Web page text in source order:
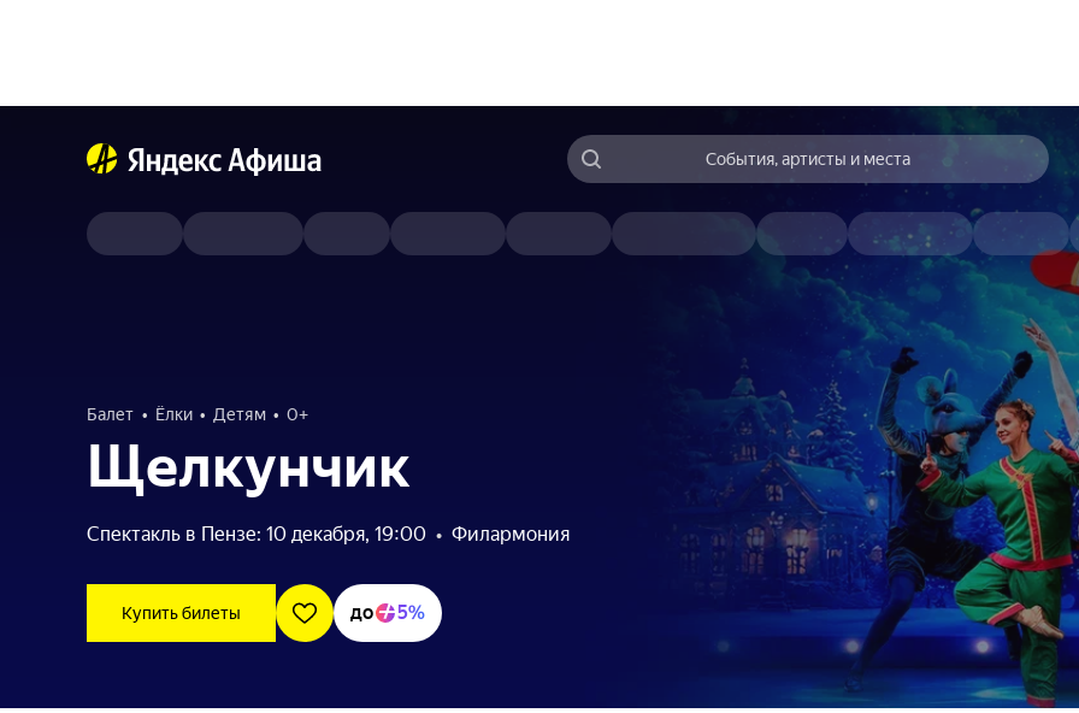
События, артисты и места
Балет Ёлки Детям 0+
Щелкунчик
Спектакль в Пензе: 10 декабря, 19:00 • Филармония
Купить билеты до 5%